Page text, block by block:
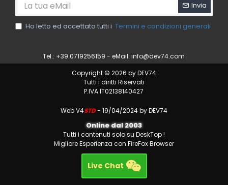
Invia
Ho letto ed accettato tutti i Termini e condizioni generali
Tel.: +39 0719256159 - eMail:info@dev74.com
Copyright © 2026 by DEV74
Tutti i diritti Riservati
P.IVA IT02138140427
Web V4STD- 19/04/2024 by DEV74
Online dal 2003
Tutti i contenuti solo su DeskTop !
Migliore Esperienza con FireFox Browser
Live Chat